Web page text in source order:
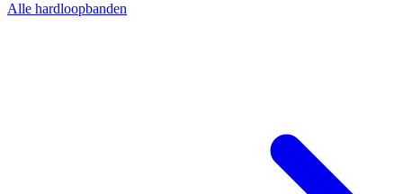
Alle hardloopbanden